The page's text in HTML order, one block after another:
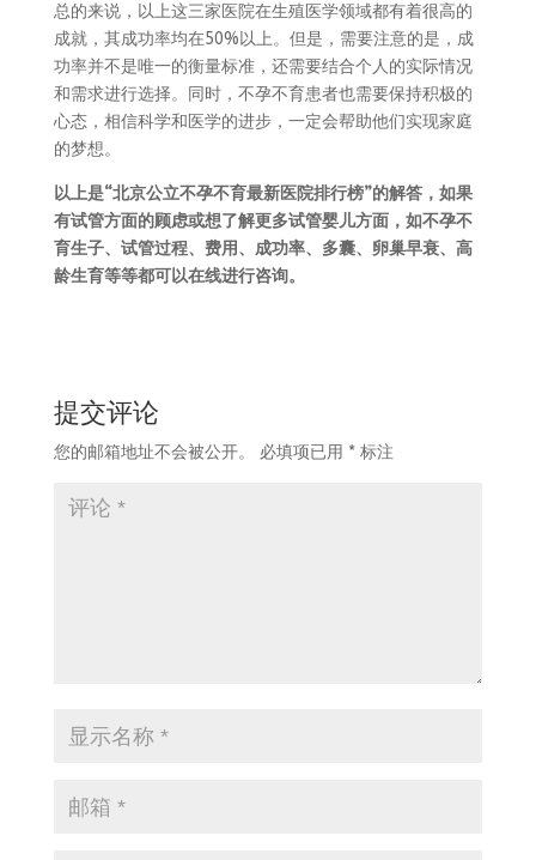
总的来说，以上这三家医院在生殖医学领域都有着很高的
成就，其成功率均在50%以上。但是，需要注意的是，成
功率并不是唯一的衡量标准，还需要结合个人的实际情况
和需求进行选择。同时，不孕不育患者也需要保持积极的
心态，相信科学和医学的进步，一定会帮助他们实现家庭
的梦想。
以上是“北京公立不孕不育最新医院排行榜”的解答，如果
有试管方面的顾虑或想了解更多试管婴儿方面，如不孕不
育生子、试管过程、费用、成功率、多囊、卵巢早衰、高
龄生育等等都可以在线进行咨询。
提交评论
您的邮箱地址不会被公开。 必填项已用 *标注